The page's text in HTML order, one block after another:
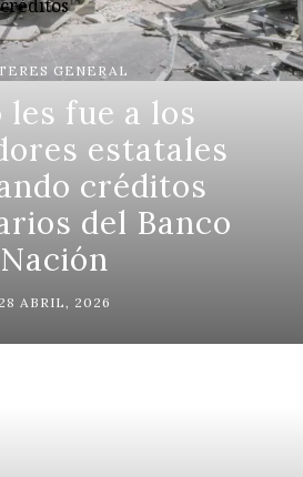
GENERAL
les fue a los
estatales
créditos
del Banco
Nación
28 ABRIL, 2026